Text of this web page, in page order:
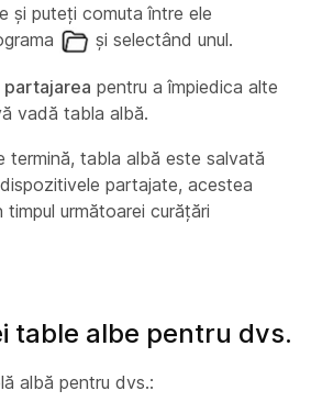
și puteți comuta între ele
și selectând unul.
pentru a împiedica alte
vadă tabla albă.
termină, tabla albă este salvată
partajate, acestea
următoarei curățări
table albe pentru dvs.
albă pentru dvs.: